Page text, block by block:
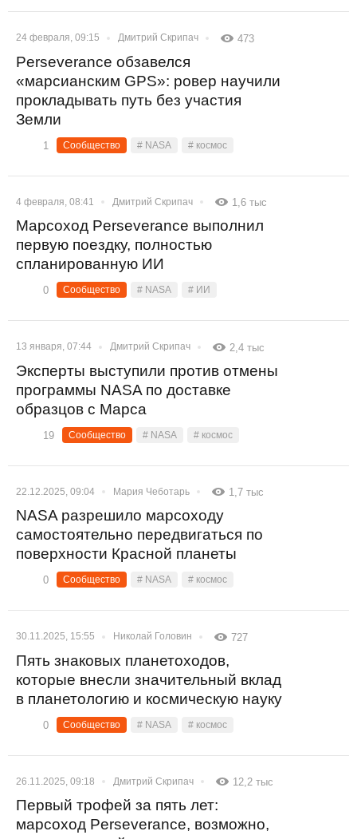
24 февраля, 09:15 Дмитрий Скрипач 473
Perseverance обзавелся
«марсианским GPS»: ровер научили
прокладывать путь без участия
Земли
1 Сообщество # NASA # космос
4 февраля, 08:41 Дмитрий Скрипач 1,6 тыс
Марсоход Perseverance выполнил
первую поездку, полностью
спланированную ИИ
0 Сообщество # NASA # ИИ
13 января, 07:44 Дмитрий Скрипач 2,4 тыс
Эксперты выступили против отмены
программы NASA по доставке
образцов с Марса
19 Сообщество # NASA # космос
22.12.2025, 09:04 Мария Чеботарь 1,7 тыс
NASA разрешило марсоходу
самостоятельно передвигаться по
поверхности Красной планеты
0 Сообщество # NASA # космос
30.11.2025, 15:55 Николай Головин 727
Пять знаковых планетоходов,
которые внесли значительный вклад
в планетологию и космическую науку
0 Сообщество # NASA # космос
26.11.2025, 09:18 Дмитрий Скрипач 12,2 тыс
Первый трофей за пять лет:
марсоход Perseverance, возможно,